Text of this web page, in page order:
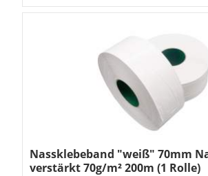
Nassklebeband "weiß" 70mm
verstärkt 70g/m² 200m (1 Rolle)